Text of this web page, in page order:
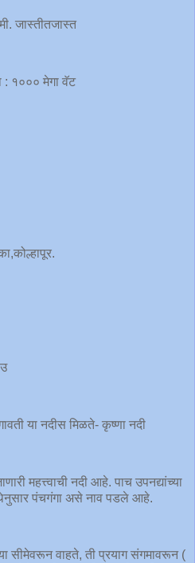
जास्तीतजास्त
: १००० मेगा वॅट
या नदीस मिळते- कृष्णा नदी
महत्त्वाची नदी आहे. पाच उपनद्यांच्या
पंचगंगा असे नाव पडले आहे.
सीमेवरून वाहते, ती प्रयाग संगमावरून (